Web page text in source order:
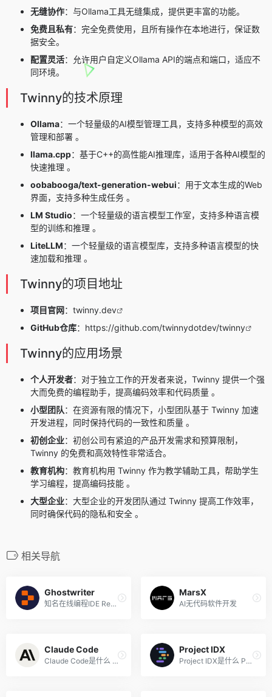
无缝协作：与Ollama工具无缝集成，提供更丰富的功能。
免费且私有：完全免费使用，且所有操作在本地进行，保证数
据安全。
配置灵活：允许用户自定义Ollama API的端点和端口，适应不
同环境。
Twinny的技术原理
Ollama：一个轻量级的AI模型管理工具，支持多种模型的高效
管理和部署 。
llama.cpp：基于C++的高性能AI推理库，适用于各种AI模型的
快速推理 。
oobabooga/text-generation-webui：用于文本生成的Web
界面，支持多种生成任务 。
LM Studio：一个轻量级的语言模型工作室，支持多种语言模
型的训练和推理 。
LiteLLM：一个轻量级的语言模型库，支持多种语言模型的快
速加载和推理 。
Twinny的项目地址
项目官网： twinny.dev
GitHub仓库： https://github.com/twinnydotdev/twinny
Twinny的应用场景
个人开发者：对于独立工作的开发者来说，Twinny 提供一个强
大而免费的编程助手，提高编码效率和代码质量 。
小型团队：在资源有限的情况下，小型团队基于 Twinny 加速
开发进程，同时保持代码的一致性和质量 。
初创企业：初创公司有紧迫的产品开发需求和预算限制，
Twinny 的免费和高效特性非常适合。
教育机构：教育机构用 Twinny 作为教学辅助工具，帮助学生
学习编程，提高编码技能 。
大型企业：大型企业的开发团队通过 Twinny 提高工作效率，
同时确保代码的隐私和安全 。
相关导航
Ghostwriter
知名在线编程IDE Replit推出...
MarsX
AI无代码软件开发
Claude Code
Claude Code是什么 Claude Co...
Project IDX
Project IDX是什么 Project I...